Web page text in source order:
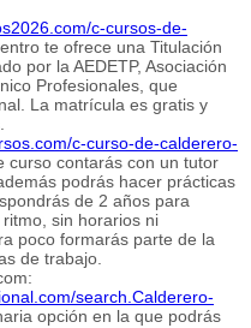
c-cursos-de-
te ofrece una Titulación
por la AEDETP, Asociación
Profesionales, que
La matrícula es gratis y
c-curso-de-calderero-
curso contarás con un tutor
podrás hacer prácticas
de 2 años para
sin horarios ni
poco formarás parte de la
de trabajo.
search.Calderero-
opción en la que podrás